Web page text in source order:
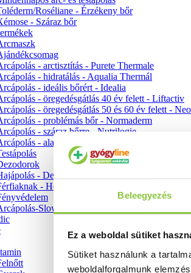
Beleegyezés
Ez a weboldal sütiket
Sütiket használunk a
weboldalforgalmunk
Roséliane - Érzékeny bőr
- Száraz bőr
- arctisztítás - Purete Thermale
- hidratálás - Aqualia Thermál
- ideális bőrért - Idealia
- öregedésgátlás 40 év felett - Liftactiv
- öregedésgátlás 50 és 60 év felett -
- problémás bőr - Normaderm
- száraz bőrre - Nutrilogie
- alapozók
- Dercos
- Homme
Slow Age